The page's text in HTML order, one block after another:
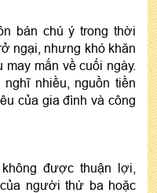
bán chú ý trong thời
ngại, nhưng khó khăn
mắn về cuối ngày.
nhiều, nguồn tiền
của gia đình và công
được thuận lợi,
người thứ ba hoặc